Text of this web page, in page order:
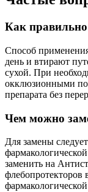
Как
Способ
день и втирают
сухой. При
окклюзионными
препарата без
Чем можно
Для замены
заменить на
флебопротекторов